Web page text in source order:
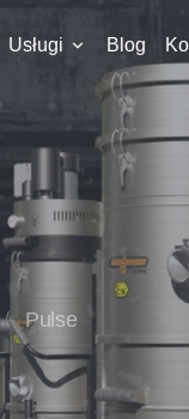
Usługi Blog
Pulse